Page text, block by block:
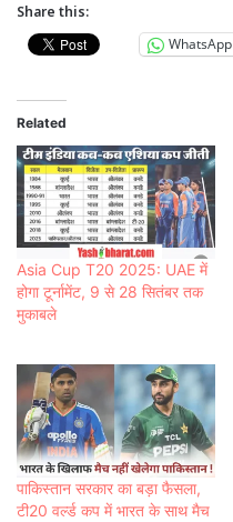
Share this:
WhatsApp
Related
Asia Cup T20 2025: UAE में
होगा टूर्नामेंट, 9 से 28 सितंबर तक
मुकाबले
पाकिस्तान सरकार का बड़ा फैसला,
टी20 वर्ल्ड कप में भारत के साथ मैच